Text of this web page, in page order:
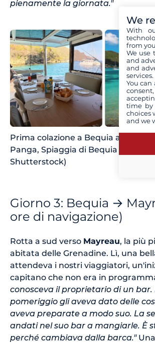
pienamente la giornata."
Prima colazione a Bequia a bordo
Panga, Spiaggia di Bequia (Fonti:
Shutterstock)
Giorno 3: Bequia →
ore di navigazione)
Rotta a sud verso Mayreau, la più
abitata delle Grenadine. Lì, una
attendeva i nostri viaggiatori,
capitano che non era in
conosceva il proprietario di un bar.
pomeriggio gli aveva dato delle
aveva preparate a modo suo. La
andati nel suo bar a mangiarle. È
perché cambiava dalla barca."
We
With
from
We use
and
and
services.
You
time by
choices
and we